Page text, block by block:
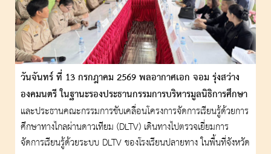
วันจันทร์ ที่ 13 กรกฎาคม 2569 พลอากาศเอก จอม รุ่งสว่าง
องคมนตรี ในฐานะรองประธานกรรมการบริหารมูลนิธิการศึกษา
ทางไกลผ่านดาวเทียม ในพระบรมราชูปถัมภ์
และประธานคณะกรรมการขับเคลื่อนโครงการจัดการเรียนรู้ด้วยการ
ศึกษาทางไกลผ่านดาวเทียม (DLTV) เดินทางไปตรวจเยี่ยมการ
จัดการเรียนรู้ด้วยระบบ DLTV ของโรงเรียนปลายทาง ในพื้นที่จังหวัด